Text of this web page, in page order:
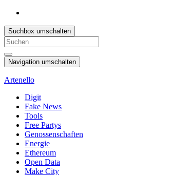
Suchbox umschalten
Search
for:
Navigation umschalten
Artenello
Digit
Fake News
Tools
Free Partys
Genossenschaften
Energie
Ethereum
Open Data
Make City